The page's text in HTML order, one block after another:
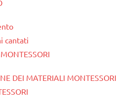
cantati
DEI MATERIALI MONTESSORI